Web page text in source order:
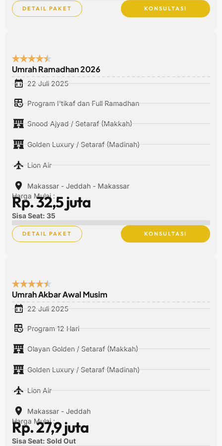
DETAIL PAKET KONSULTASI
Umrah Ramadhan 2026
22 Juli 2025
Program I'tikaf dan Full Ramadhan
Snood Ajyad / Setaraf (Makkah)
Golden Luxury / Setaraf (Madinah)
Lion Air
Makassar - Jeddah - Makassar
Harga Mulai :
Rp. 32,5 juta
Sisa Seat: 35
DETAIL PAKET KONSULTASI
Umrah Akbar Awal Musim
22 Juli 2025
Program 12 Hari
Olayan Golden / Setaraf (Makkah)
Golden Luxury / Setaraf (Madinah)
Lion Air
Makassar - Jeddah
Harga Mulai :
Rp. 27,9 juta
Sisa Seat: Sold Out